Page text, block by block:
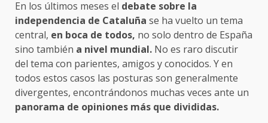
En los últimos meses el debate sobre la
independencia de Cataluña se ha vuelto un tema
central, en boca de todos, no solo dentro de España
sino también a nivel mundial. No es raro discutir
del tema con parientes, amigos y conocidos. Y en
todos estos casos las posturas son generalmente
divergentes, encontrándonos muchas veces ante un
panorama de opiniones más que divididas.